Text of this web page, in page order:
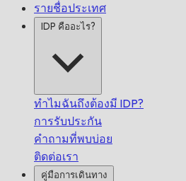
รายชื่อประเทศ
IDP คืออะไร?
ทำไมฉันถึงต้องมี IDP?
การรับประกัน
คำถามที่พบบ่อย
ติดต่อเรา
คู่มือการเดินทาง